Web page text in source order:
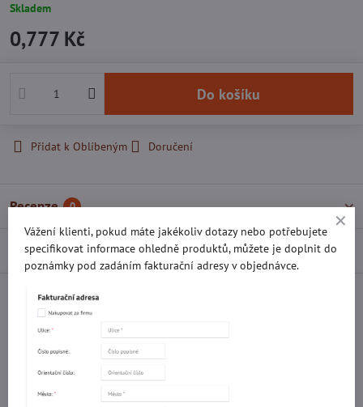
Skladem
0,777 Kč
Do košíku
Přidat k Oblíbeným Doručení
Recenze 0
Diskuse 0
Facebook
Potřebujete poradit s objednávkou?
Kontaktujte nás:
Vážení klienti, pokud máte jakékoliv dotazy nebo potřebujete
specifikovat informace ohledně produktů, můžete je doplnit do
poznámky pod zadáním fakturační adresy v objednávce.